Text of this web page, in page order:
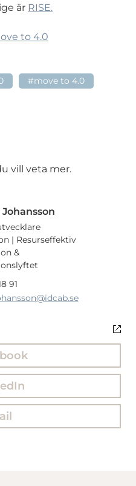
är RISE.
to 4.0
#move to 4.0
vill veta mer.
| Resurseffektiv
&
91
@idcab.se